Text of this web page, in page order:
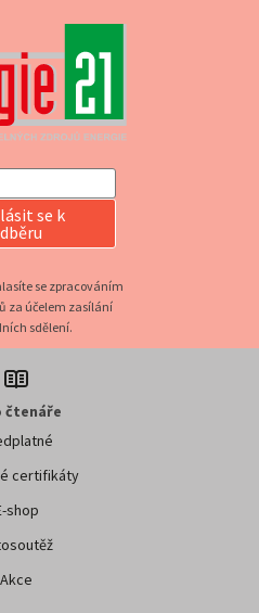
se k
se zpracováním
za účelem zasílání
sdělení.
čtenáře
certifikáty
shop
Akce